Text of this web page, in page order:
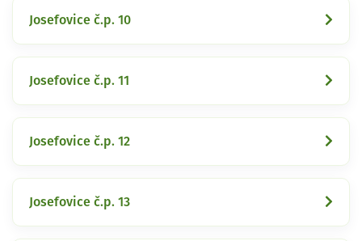
Josefovice č.p. 10
Josefovice č.p. 11
Josefovice č.p. 12
Josefovice č.p. 13